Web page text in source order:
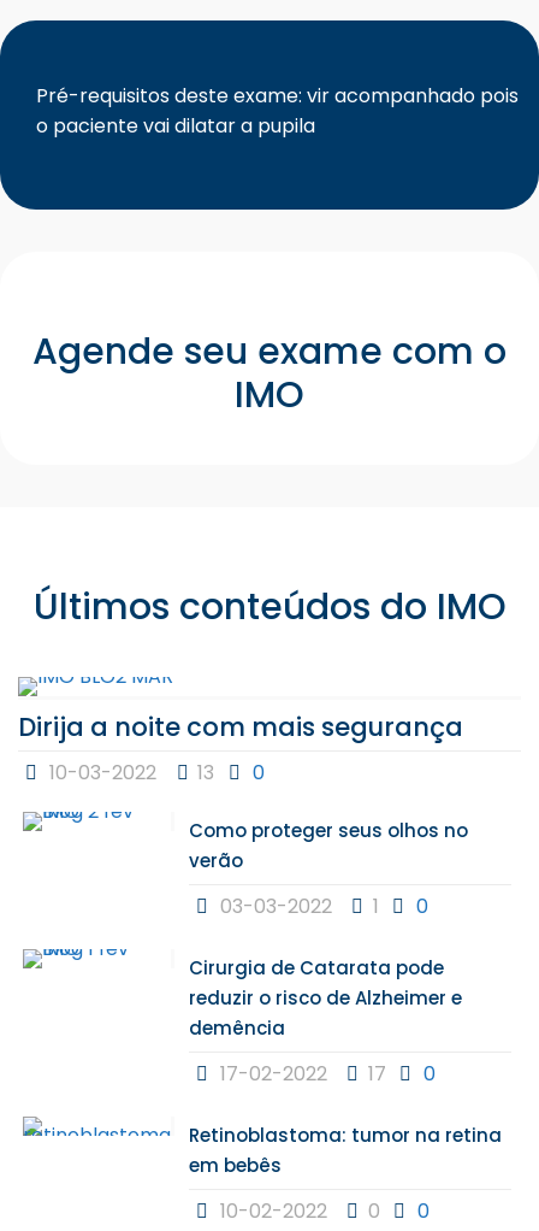
Pré-requisitos deste exame: vir acompanhado pois
o paciente vai dilatar a pupila
Agende seu exame com o
IMO
Últimos conteúdos do IMO
Dirija a noite com mais segurança
10-03-2022 0
13
Como proteger seus olhos no
verão
03-03-2022 0
1
Cirurgia de Catarata pode
reduzir o risco de Alzheimer e
demência
17-02-2022 0
17
Retinoblastoma: tumor na retina
em bebês
10-02-2022 0
0